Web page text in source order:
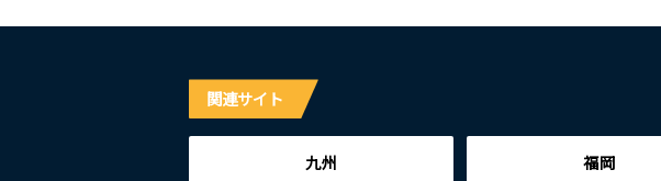
関連サイト
九州 福岡